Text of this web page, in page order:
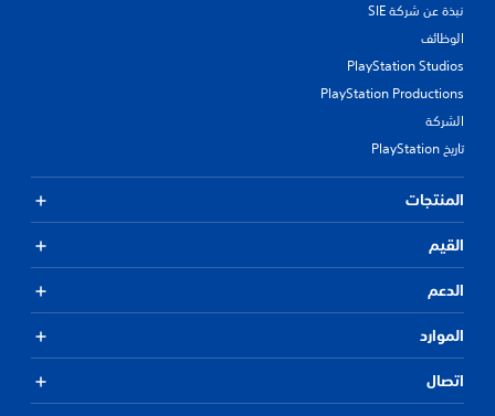
نبذة عن شركة SIE
الوظائف
PlayStation Studios
PlayStation Productions
الشركة
تاريخ PlayStation
المنتجات
القيم
الدعم
الموارد
اتصال